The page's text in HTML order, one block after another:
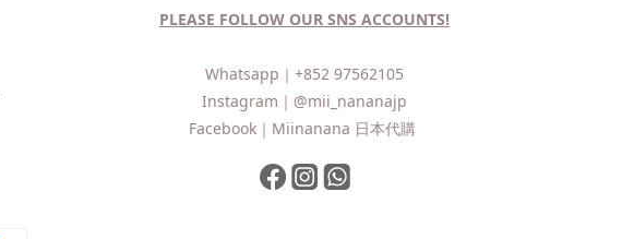
PLEASE FOLLOW OUR SNS ACCOUNTS!
Whatsapp｜ +852 97562105
Instagram｜ @mii_nananajp
Facebook｜ Miinanana 日本代購